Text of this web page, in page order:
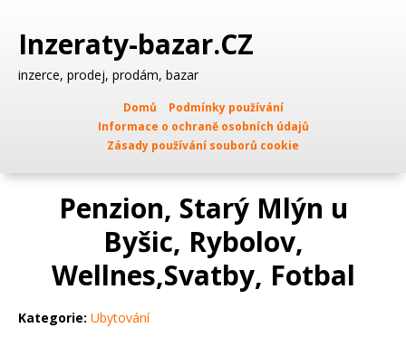
Inzeraty-bazar.CZ
inzerce, prodej, prodám, bazar
Domů
Podmínky používání
Informace o ochraně osobních údajů
Zásady používání souborů cookie
Penzion, Starý Mlýn u
Byšic, Rybolov,
Wellnes,Svatby, Fotbal
Kategorie: Ubytování